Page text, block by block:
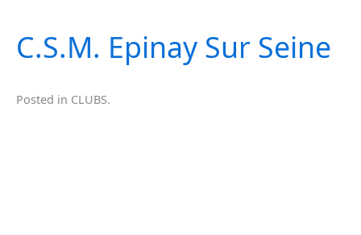
C.S.M. Epinay Sur Seine
Posted in CLUBS.